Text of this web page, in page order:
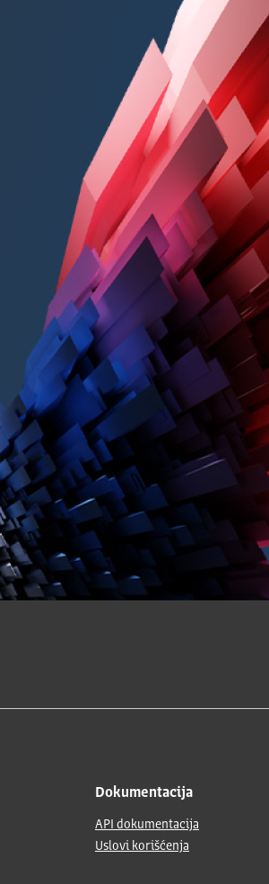
Dokumentacija
API dokumentacija
Uslovi korišćenja